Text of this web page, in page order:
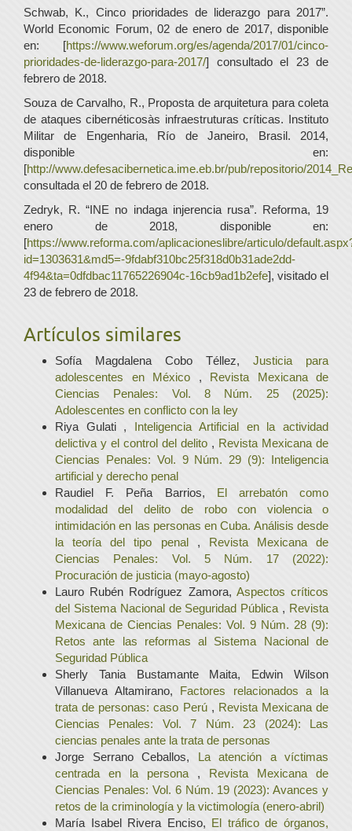
Schwab, K., Cinco prioridades de liderazgo para 2017”.
World Economic Forum, 02 de enero de 2017, disponible
en: [https://www.weforum.org/es/agenda/2017/01/cinco-
prioridades-de-liderazgo-para-2017/] consultado el 23 de
febrero de 2018.
Souza de Carvalho, R., Proposta de arquitetura para coleta
de ataques cibernéticosàs infraestruturas críticas. Instituto
Militar de Engenharia, Río de Janeiro, Brasil. 2014,
disponible en:
[http://www.defesacibernetica.ime.eb.br/pub/repositorio/
consultada el 20 de febrero de 2018.
Zedryk, R. “INE no indaga injerencia rusa”. Reforma, 19
enero de 2018, disponible en:
[https://www.reforma.com/aplicacioneslibre/articulo/
id=1303631&md5=-9fdabf310bc25f318d0b31ade2dd-
4f94&ta=0dfdbac11765226904c-16cb9ad1b2efe], visitado el
23 de febrero de 2018.
Artículos similares
Sofía Magdalena Cobo Téllez, Justicia para
adolescentes en México ,
Revista Mexicana de
Ciencias Penales: Vol. 8 Núm. 25 (2025):
Adolescentes en conflicto con la ley
Riya Gulati ,
Inteligencia Artificial en la actividad
delictiva y el control del delito , Revista Mexicana de
Ciencias Penales: Vol. 9 Núm. 29 (9): Inteligencia
artificial y derecho penal
Raudiel F. Peña Barrios,
El arrebatón como
modalidad del delito de robo con violencia o
intimidación en las personas en Cuba. Análisis desde
la teoría del tipo penal ,
Revista Mexicana de
Ciencias Penales: Vol. 5 Núm. 17 (2022):
Procuración de justicia (mayo-agosto)
Lauro Rubén Rodríguez Zamora, Aspectos críticos
del Sistema Nacional de Seguridad Pública , Revista
Mexicana de Ciencias Penales: Vol. 9 Núm. 28 (9):
Retos ante las reformas al Sistema Nacional de
Seguridad Pública
Sherly Tania Bustamante Maita, Edwin Wilson
Villanueva Altamirano,
Factores relacionados a la
trata de personas: caso Perú , Revista Mexicana de
Ciencias Penales: Vol. 7 Núm. 23 (2024): Las
ciencias penales ante la trata de personas
Jorge Serrano Ceballos,
La atención a víctimas
centrada en la persona ,
Revista Mexicana de
Ciencias Penales: Vol. 6 Núm. 19 (2023): Avances y
retos de la criminología y la victimología (enero-abril)
María Isabel Rivera Enciso, El tráfico de órganos,